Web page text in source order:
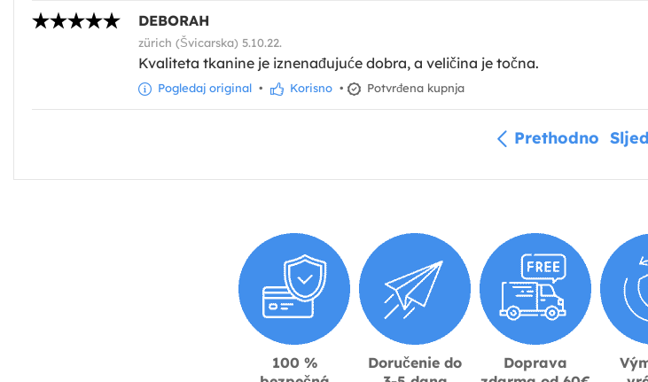
DEBORAH
zürich (Švicarska) 5.10.22.
Kvaliteta tkanine je iznenađujuće dobra, a veličina je točna.
Pogledaj original • Korisno • Potvrđena kupnja
Prethodno
100 %
Doručenie do
Doprava